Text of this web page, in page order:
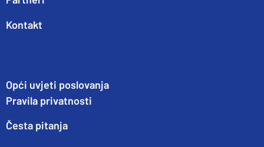
Kontakt
Opći uvjeti poslovanja
Pravila privatnosti
Česta pitanja